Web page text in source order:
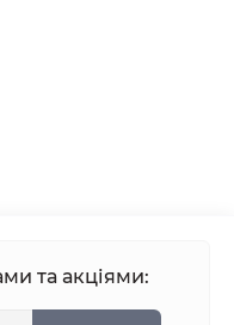
та акціями: